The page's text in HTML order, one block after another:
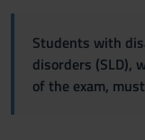
Students with
disorders (SLD),
of the exam,